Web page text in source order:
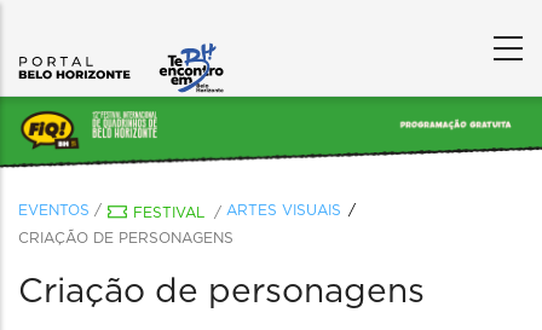
EVENTOS / FESTIVAL / ARTES VISUAIS
CRIAÇÃO DE PERSONAGENS
Criação de personagens